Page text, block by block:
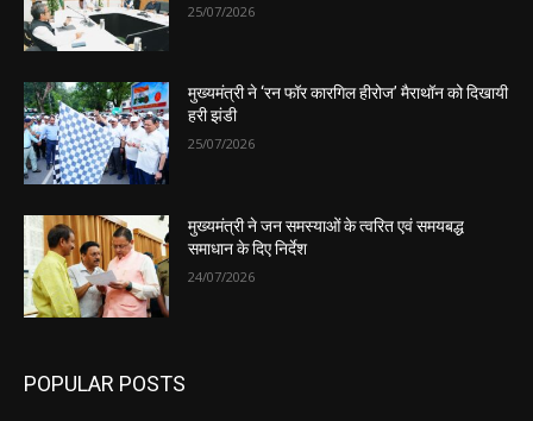
25/07/2026
मुख्यमंत्री ने ‘रन फॉर कारगिल हीरोज’ मैराथॉन को दिखायी
हरी झंडी
25/07/2026
मुख्यमंत्री ने जन समस्याओं के त्वरित एवं समयबद्ध
समाधान के दिए निर्देश
24/07/2026
POPULAR POSTS